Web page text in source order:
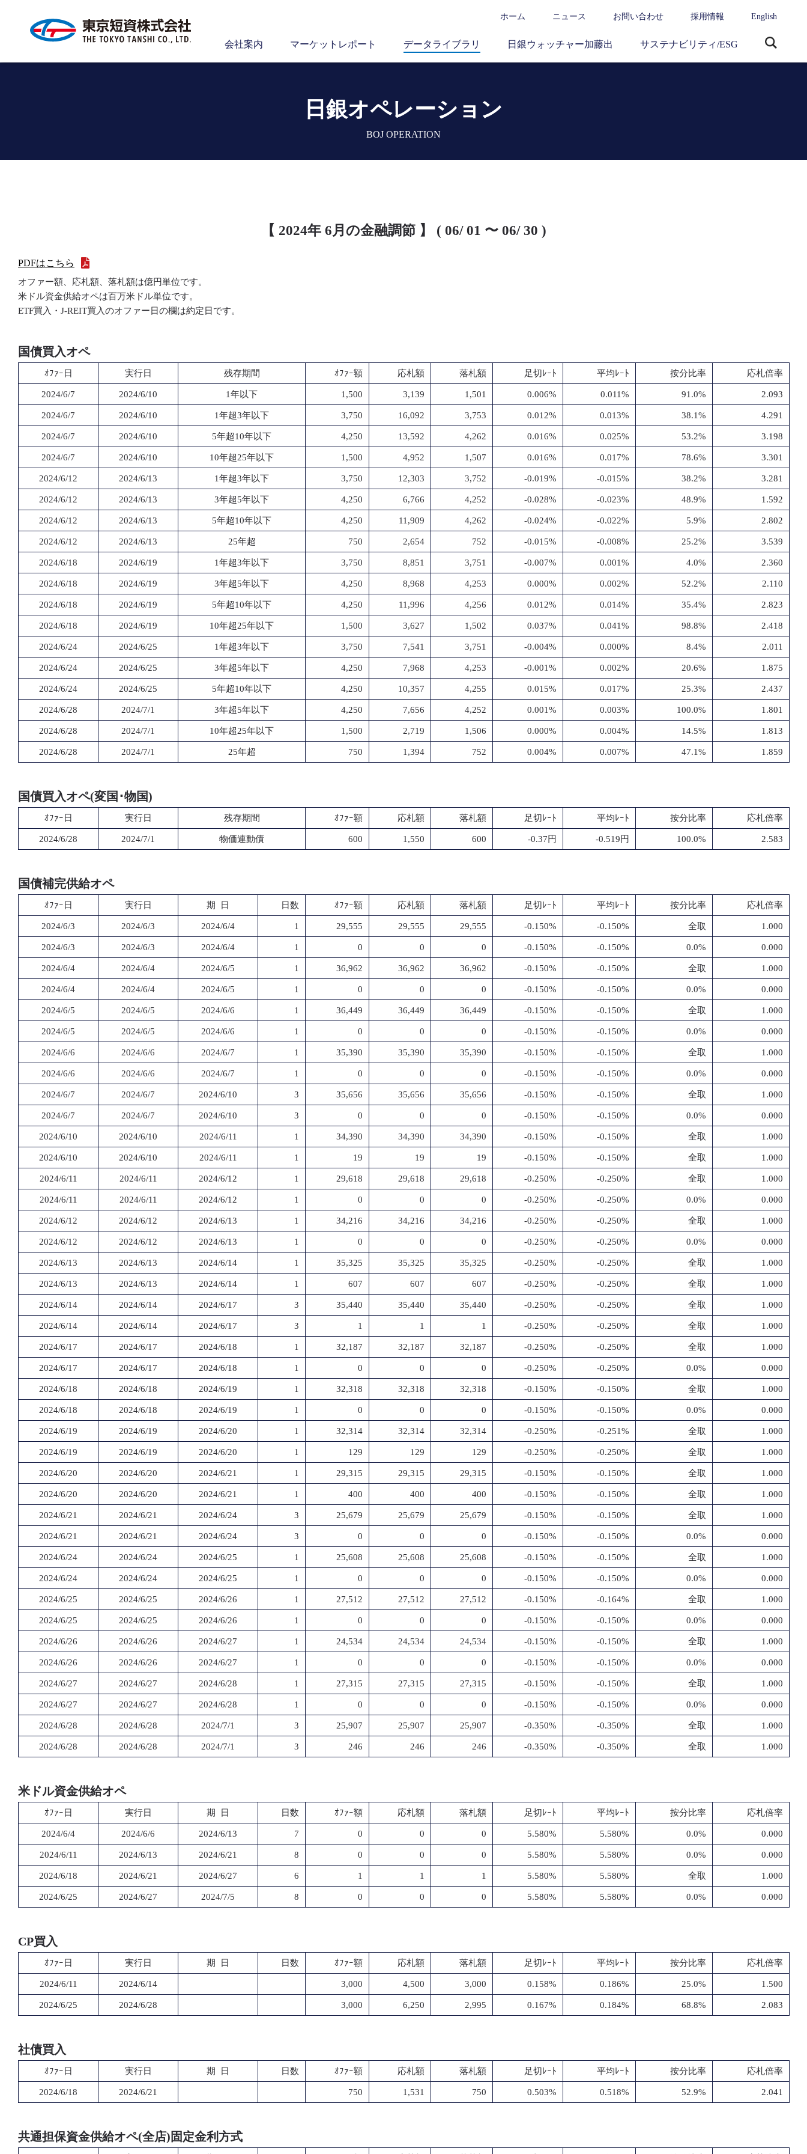
ホーム ニュース お問い合わせ 採用情報 English
会社案内 マーケットレポート データライブラリ 日銀ウォッチャー加藤出 サステナビリティ/ESG
日銀オペレーション
BOJ OPERATION
【 2024年 6月の金融調節 】 ( 06/ 01 〜 06/ 30 )
PDFはこちら
オファー額、応札額、落札額は億円単位です。
米ドル資金供給オペは百万米ドル単位です。
ETF買入・J-REIT買入のオファー日の欄は約定日です。
国債買入オペ
ｵﾌｧｰ日 実行日 残存期間 ｵﾌｧｰ額 応札額 落札額 足切ﾚｰﾄ 平均ﾚｰﾄ 按分比率 応札倍率
2024/6/7 2024/6/10 1年以下 1,500 3,139 1,501 0.006% 0.011% 91.0% 2.093
2024/6/7 2024/6/10 1年超3年以下 3,750 16,092 3,753 0.012% 0.013% 38.1% 4.291
2024/6/7 2024/6/10 5年超10年以下 4,250 13,592 4,262 0.016% 0.025% 53.2% 3.198
2024/6/7 2024/6/10 10年超25年以下 1,500 4,952 1,507 0.016% 0.017% 78.6% 3.301
2024/6/12 2024/6/13 1年超3年以下 3,750 12,303 3,752 -0.019% -0.015% 38.2% 3.281
2024/6/12 2024/6/13 3年超5年以下 4,250 6,766 4,252 -0.028% -0.023% 48.9% 1.592
2024/6/12 2024/6/13 5年超10年以下 4,250 11,909 4,262 -0.024% -0.022% 5.9% 2.802
2024/6/12 2024/6/13 25年超 750 2,654 752 -0.015% -0.008% 25.2% 3.539
2024/6/18 2024/6/19 1年超3年以下 3,750 8,851 3,751 -0.007% 0.001% 4.0% 2.360
2024/6/18 2024/6/19 3年超5年以下 4,250 8,968 4,253 0.000% 0.002% 52.2% 2.110
2024/6/18 2024/6/19 5年超10年以下 4,250 11,996 4,256 0.012% 0.014% 35.4% 2.823
2024/6/18 2024/6/19 10年超25年以下 1,500 3,627 1,502 0.037% 0.041% 98.8% 2.418
2024/6/24 2024/6/25 1年超3年以下 3,750 7,541 3,751 -0.004% 0.000% 8.4% 2.011
2024/6/24 2024/6/25 3年超5年以下 4,250 7,968 4,253 -0.001% 0.002% 20.6% 1.875
2024/6/24 2024/6/25 5年超10年以下 4,250 10,357 4,255 0.015% 0.017% 25.3% 2.437
2024/6/28 2024/7/1 3年超5年以下 4,250 7,656 4,252 0.001% 0.003% 100.0% 1.801
2024/6/28 2024/7/1 10年超25年以下 1,500 2,719 1,506 0.000% 0.004% 14.5% 1.813
2024/6/28 2024/7/1 25年超 750 1,394 752 0.004% 0.007% 47.1% 1.859
国債買入オペ(変国･物国)
ｵﾌｧｰ日 実行日 残存期間 ｵﾌｧｰ額 応札額 落札額 足切ﾚｰﾄ 平均ﾚｰﾄ 按分比率 応札倍率
2024/6/28 2024/7/1 物価連動債 600 1,550 600 -0.37円 -0.519円 100.0% 2.583
国債補完供給オペ
ｵﾌｧｰ日 実行日 期 日 日数 ｵﾌｧｰ額 応札額 落札額 足切ﾚｰﾄ 平均ﾚｰﾄ 按分比率 応札倍率
2024/6/3 2024/6/3 2024/6/4 1 29,555 29,555 29,555 -0.150% -0.150% 全取 1.000
2024/6/3 2024/6/3 2024/6/4 1 0 0 0 -0.150% -0.150% 0.0% 0.000
2024/6/4 2024/6/4 2024/6/5 1 36,962 36,962 36,962 -0.150% -0.150% 全取 1.000
2024/6/4 2024/6/4 2024/6/5 1 0 0 0 -0.150% -0.150% 0.0% 0.000
2024/6/5 2024/6/5 2024/6/6 1 36,449 36,449 36,449 -0.150% -0.150% 全取 1.000
2024/6/5 2024/6/5 2024/6/6 1 0 0 0 -0.150% -0.150% 0.0% 0.000
2024/6/6 2024/6/6 2024/6/7 1 35,390 35,390 35,390 -0.150% -0.150% 全取 1.000
2024/6/6 2024/6/6 2024/6/7 1 0 0 0 -0.150% -0.150% 0.0% 0.000
2024/6/7 2024/6/7 2024/6/10 3 35,656 35,656 35,656 -0.150% -0.150% 全取 1.000
2024/6/7 2024/6/7 2024/6/10 3 0 0 0 -0.150% -0.150% 0.0% 0.000
2024/6/10 2024/6/10 2024/6/11 1 34,390 34,390 34,390 -0.150% -0.150% 全取 1.000
2024/6/10 2024/6/10 2024/6/11 1 19 19 19 -0.150% -0.150% 全取 1.000
2024/6/11 2024/6/11 2024/6/12 1 29,618 29,618 29,618 -0.250% -0.250% 全取 1.000
2024/6/11 2024/6/11 2024/6/12 1 0 0 0 -0.250% -0.250% 0.0% 0.000
2024/6/12 2024/6/12 2024/6/13 1 34,216 34,216 34,216 -0.250% -0.250% 全取 1.000
2024/6/12 2024/6/12 2024/6/13 1 0 0 0 -0.250% -0.250% 0.0% 0.000
2024/6/13 2024/6/13 2024/6/14 1 35,325 35,325 35,325 -0.250% -0.250% 全取 1.000
2024/6/13 2024/6/13 2024/6/14 1 607 607 607 -0.250% -0.250% 全取 1.000
2024/6/14 2024/6/14 2024/6/17 3 35,440 35,440 35,440 -0.250% -0.250% 全取 1.000
2024/6/14 2024/6/14 2024/6/17 3 1 1 1 -0.250% -0.250% 全取 1.000
2024/6/17 2024/6/17 2024/6/18 1 32,187 32,187 32,187 -0.250% -0.250% 全取 1.000
2024/6/17 2024/6/17 2024/6/18 1 0 0 0 -0.250% -0.250% 0.0% 0.000
2024/6/18 2024/6/18 2024/6/19 1 32,318 32,318 32,318 -0.150% -0.150% 全取 1.000
2024/6/18 2024/6/18 2024/6/19 1 0 0 0 -0.150% -0.150% 0.0% 0.000
2024/6/19 2024/6/19 2024/6/20 1 32,314 32,314 32,314 -0.250% -0.251% 全取 1.000
2024/6/19 2024/6/19 2024/6/20 1 129 129 129 -0.250% -0.250% 全取 1.000
2024/6/20 2024/6/20 2024/6/21 1 29,315 29,315 29,315 -0.150% -0.150% 全取 1.000
2024/6/20 2024/6/20 2024/6/21 1 400 400 400 -0.150% -0.150% 全取 1.000
2024/6/21 2024/6/21 2024/6/24 3 25,679 25,679 25,679 -0.150% -0.150% 全取 1.000
2024/6/21 2024/6/21 2024/6/24 3 0 0 0 -0.150% -0.150% 0.0% 0.000
2024/6/24 2024/6/24 2024/6/25 1 25,608 25,608 25,608 -0.150% -0.150% 全取 1.000
2024/6/24 2024/6/24 2024/6/25 1 0 0 0 -0.150% -0.150% 0.0% 0.000
2024/6/25 2024/6/25 2024/6/26 1 27,512 27,512 27,512 -0.150% -0.164% 全取 1.000
2024/6/25 2024/6/25 2024/6/26 1 0 0 0 -0.150% -0.150% 0.0% 0.000
2024/6/26 2024/6/26 2024/6/27 1 24,534 24,534 24,534 -0.150% -0.150% 全取 1.000
2024/6/26 2024/6/26 2024/6/27 1 0 0 0 -0.150% -0.150% 0.0% 0.000
2024/6/27 2024/6/27 2024/6/28 1 27,315 27,315 27,315 -0.150% -0.150% 全取 1.000
2024/6/27 2024/6/27 2024/6/28 1 0 0 0 -0.150% -0.150% 0.0% 0.000
2024/6/28 2024/6/28 2024/7/1 3 25,907 25,907 25,907 -0.350% -0.350% 全取 1.000
2024/6/28 2024/6/28 2024/7/1 3 246 246 246 -0.350% -0.350% 全取 1.000
米ドル資金供給オペ
ｵﾌｧｰ日 実行日 期 日 日数 ｵﾌｧｰ額 応札額 落札額 足切ﾚｰﾄ 平均ﾚｰﾄ 按分比率 応札倍率
2024/6/4 2024/6/6 2024/6/13 7 0 0 0 5.580% 5.580% 0.0% 0.000
2024/6/11 2024/6/13 2024/6/21 8 0 0 0 5.580% 5.580% 0.0% 0.000
2024/6/18 2024/6/21 2024/6/27 6 1 1 1 5.580% 5.580% 全取 1.000
2024/6/25 2024/6/27 2024/7/5 8 0 0 0 5.580% 5.580% 0.0% 0.000
CP買入
ｵﾌｧｰ日 実行日 期 日 日数 ｵﾌｧｰ額 応札額 落札額 足切ﾚｰﾄ 平均ﾚｰﾄ 按分比率 応札倍率
2024/6/11 2024/6/14 3,000 4,500 3,000 0.158% 0.186% 25.0% 1.500
2024/6/25 2024/6/28 3,000 6,250 2,995 0.167% 0.184% 68.8% 2.083
社債買入
ｵﾌｧｰ日 実行日 期 日 日数 ｵﾌｧｰ額 応札額 落札額 足切ﾚｰﾄ 平均ﾚｰﾄ 按分比率 応札倍率
2024/6/18 2024/6/21 750 1,531 750 0.503% 0.518% 52.9% 2.041
共通担保資金供給オペ(全店)固定金利方式